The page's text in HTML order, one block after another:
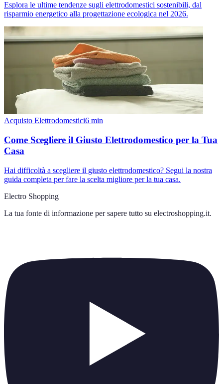
Esplora le ultime tendenze sugli elettrodomestici sostenibili, dal
risparmio energetico alla progettazione ecologica nel 2026.
Acquisto Elettrodomestici6 min
Come Scegliere il Giusto Elettrodomestico per la Tua
Casa
Hai difficoltà a scegliere il giusto elettrodomestico? Segui la nostra
guida completa per fare la scelta migliore per la tua casa.
Electro Shopping
La tua fonte di informazione per sapere tutto su electroshopping.it.